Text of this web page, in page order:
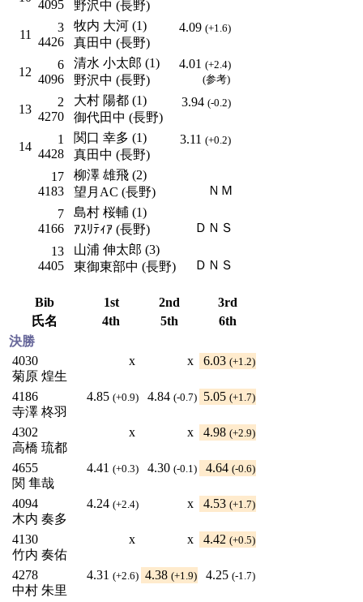
4095 野沢中 (長野)
11
3
4426
牧内 大河 (1)
真田中 (長野)
4.09 (+1.6)
12
6
4096
清水 小太郎 (1)
野沢中 (長野)
4.01 (+2.4)
(参考)
13
2
4270
大村 陽都 (1)
御代田中 (長野)
3.94 (-0.2)
14
1
4428
関口 幸多 (1)
真田中 (長野)
3.11 (+0.2)
17
4183
柳澤 雄飛 (2)
望月AC (長野)
ＮＭ
7
4166
島村 桜輔 (1)
ｱｽﾘﾃｨｱ (長野)
ＤＮＳ
13
4405
山浦 伸太郎 (3)
東御東部中 (長野)
ＤＮＳ
Bib 1st 2nd
3rd
氏名
4th 5th
6th
決勝
4030
菊原 煌生
x x 6.03 (+1.2)
4186
寺澤 柊羽
4.85 (+0.9) 4.84 (-0.7) 5.05 (+1.7)
4302
高橋 琉都
x x 4.98 (+2.9)
4655
関 隼哉
4.41 (+0.3) 4.30 (-0.1) 4.64 (-0.6)
4094
木内 奏多
4.24 (+2.4) x 4.53 (+1.7)
4130
竹内 奏佑
x x 4.42 (+0.5)
4278
中村 朱里
4.31 (+2.6) 4.38 (+1.9) 4.25 (-1.7)